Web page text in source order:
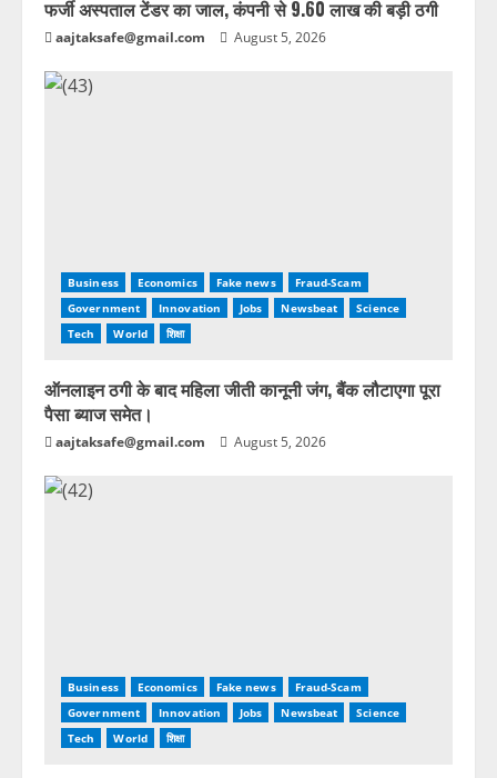
फर्जी अस्पताल टेंडर का जाल, कंपनी से 9.60 लाख की बड़ी ठगी
aajtaksafe@gmail.com August 5, 2026
Business Economics Fake news
Fraud-Scam
Government
Innovation Jobs Newsbeat
Science
Tech
World शिक्षा
ऑनलाइन ठगी के बाद महिला जीती कानूनी जंग, बैंक लौटाएगा पूरा
पैसा ब्याज समेत।
aajtaksafe@gmail.com August 5, 2026
Business Economics Fake news
Fraud-Scam
Government
Innovation Jobs Newsbeat
Science
Tech
World शिक्षा